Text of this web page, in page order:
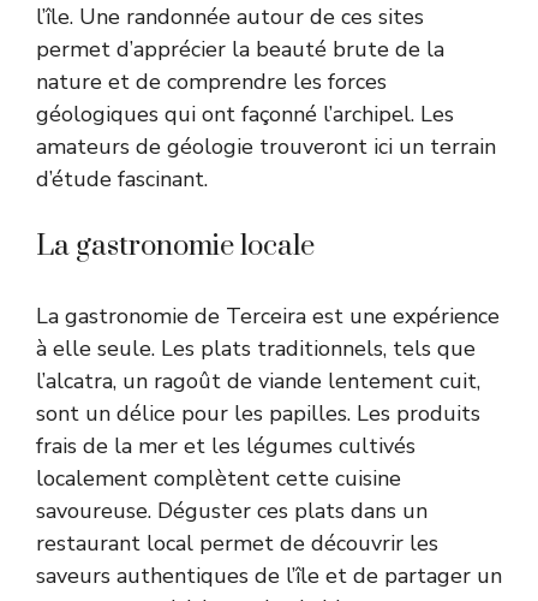
l’île. Une randonnée autour de ces sites
permet d’apprécier la beauté brute de la
nature et de comprendre les forces
géologiques qui ont façonné l’archipel. Les
amateurs de géologie trouveront ici un terrain
d’étude fascinant.
La gastronomie locale
La gastronomie de Terceira est une expérience
à elle seule. Les plats traditionnels, tels que
l’alcatra, un ragoût de viande lentement cuit,
sont un délice pour les papilles. Les produits
frais de la mer et les légumes cultivés
localement complètent cette cuisine
savoureuse. Déguster ces plats dans un
restaurant local permet de découvrir les
saveurs authentiques de l’île et de partager un